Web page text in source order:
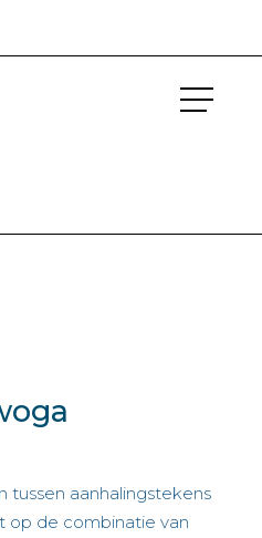
aanhalingstekens
de combinatie van